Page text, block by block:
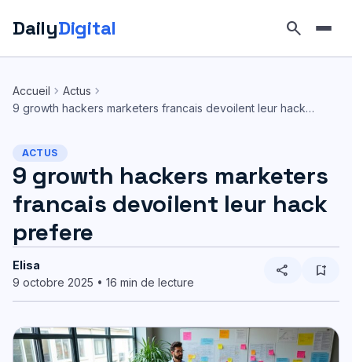
DailyDigital search
contenu
Accueil chevron_right Actus chevron_right
9 growth hackers marketers francais devoilent leur hack…
ACTUS
9 growth hackers marketers
francais devoilent leur hack
prefere
Elisa
9 octobre 2025 • 16 min de lecture
share bookmark_add